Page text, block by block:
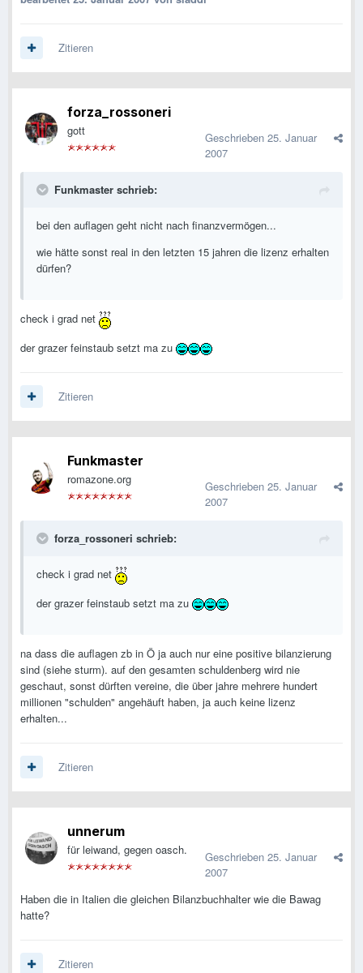
Zitieren
forza_rossoneri
gott Geschrieben 25. Januar
2007
Funkmaster schrieb:
bei den auflagen geht nicht nach finanzvermögen...
wie hätte sonst real in den letzten 15 jahren die lizenz erhalten
dürfen?
check i grad net
der grazer feinstaub setzt ma zu
Zitieren
Funkmaster
romazone.org Geschrieben 25. Januar
2007
forza_rossoneri schrieb:
check i grad net
der grazer feinstaub setzt ma zu
na dass die auflagen zb in Ö ja auch nur eine positive bilanzierung
sind (siehe sturm). auf den gesamten schuldenberg wird nie
geschaut, sonst dürften vereine, die über jahre mehrere hundert
millionen "schulden" angehäuft haben, ja auch keine lizenz
erhalten...
Zitieren
unnerum
für leiwand, gegen oasch. Geschrieben 25. Januar
2007
Haben die in Italien die gleichen Bilanzbuchhalter wie die Bawag
hatte?
Zitieren